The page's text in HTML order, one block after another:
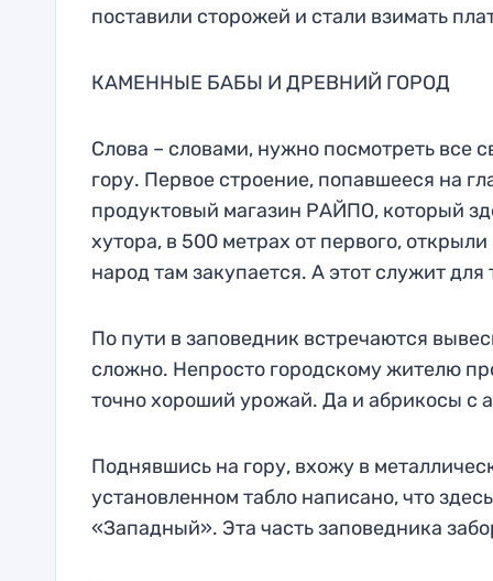
поставили сторожей и стали взимать
КАМЕННЫЕ БАБЫ И ДРЕВНИЙ ГОРОД
Слова – словами, нужно посмотреть все
гору. Первое строение, попавшееся на
продуктовый магазин РАЙПО, который
хутора, в 500 метрах от первого,
народ там закупается. А этот служит
По пути в заповедник встречаются
сложно. Непросто городскому жителю
точно хороший урожай. Да и абрикосы с
Поднявшись на гору, вхожу в
установленном табло написано, что
«Западный». Эта часть заповедника